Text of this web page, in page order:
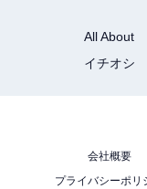
All About
イチオシ
会社概要
プライバシーポリ